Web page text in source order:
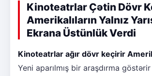
Kinoteatrlar Çətin Dövr
Amerikalıların Yalnız
Ekrana Üstünlük Verdi
Kinoteatrlar ağır dövr keçirir
Yeni aparılmış bir araşdırma